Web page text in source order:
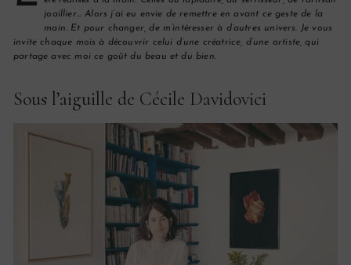
r
joaillier…Alors j’ai eu envie de remettre en avant ce geste de la
main. Et pour changer, de m’intéresser à d’autres univers. Je vous
invite chaque mois à découvrir celui d’une créatrice, d’une artiste, qui
partage avec moi ce goût du beau et du bien.
Sous l’aiguille de Cécile Davidovici